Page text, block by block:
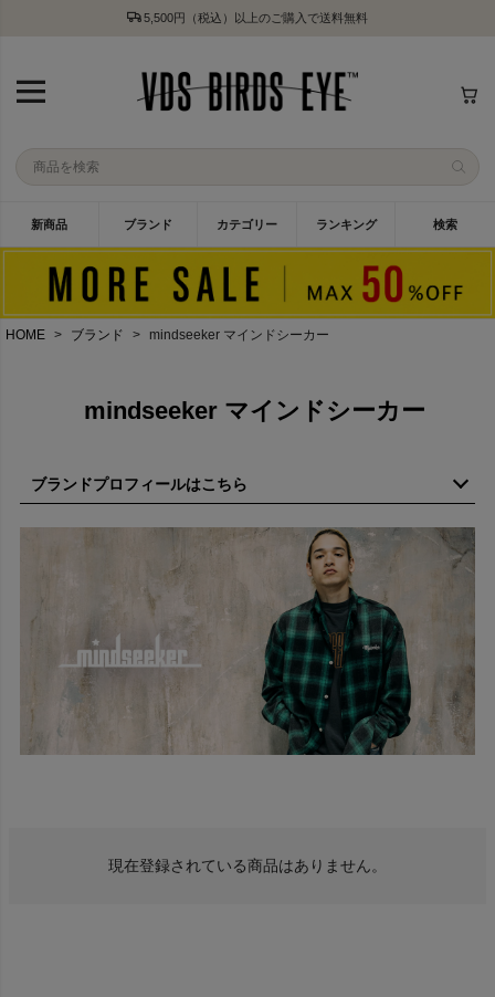
5,500円（税込）以上のご購入で送料無料
新商品 ブランド カテゴリー ランキング 検索
HOME ブランド mindseeker マインドシーカー
mindseeker マインドシーカー
ブランドプロフィールはこちら
マインドシーカーについて
マインドシーカー(mindseeker)は、ジャパンメイドのハイクオリ
ティなストリートウェアを展開するブランド。
2017年、アメリカ・ロサンゼルスを拠点にスタートし、様々な角
度から新しいストリートウェアを展開。その後、全ての拠点を日
本に移しジャパンメイドでプロダクトを展開している。
現在登録されている商品はありません。